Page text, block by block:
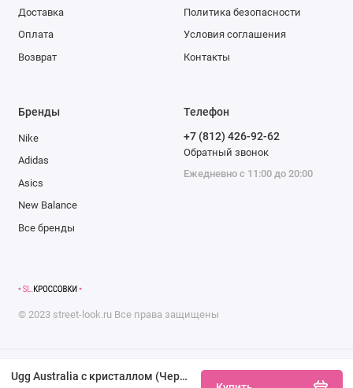
Ugg Australia с кристаллом (Черные)
Доставка
Оплата
Возврат
Политика безопасности
Условия соглашения
Контакты
Бренды
Nike
Adidas
Asics
New Balance
Все бренды
Телефон
+7 (812) 426-92-62
Обратный звонок
Ежедневно с 11:00 до 20:00
© 2023 street-look.ru Все права защищены